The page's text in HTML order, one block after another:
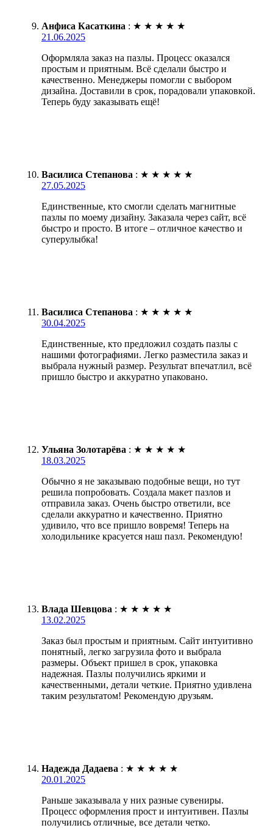
Анфиса Касаткина : ★ ★ ★ ★ ★
21.06.2025
Оформляла заказ на пазлы. Процесс оказался
простым и приятным. Всё сделали быстро и
качественно. Менеджеры помогли с выбором
дизайна. Доставили в срок, порадовали упаковкой.
Теперь буду заказывать ещё!
Василиса Степанова : ★ ★ ★ ★ ★
27.05.2025
Единственные, кто смогли сделать магнитные
пазлы по моему дизайну. Заказала через сайт, всё
быстро и просто. В итоге – отличное качество и
суперулыбка!
Василиса Степанова : ★ ★ ★ ★ ★
30.04.2025
Единственные, кто предложил создать пазлы с
нашими фотографиями. Легко разместила заказ и
выбрала нужный размер. Результат впечатлил, всё
пришло быстро и аккуратно упаковано.
Ульяна Золотарёва : ★ ★ ★ ★ ★
18.03.2025
Обычно я не заказываю подобные вещи, но тут
решила попробовать. Создала макет пазлов и
отправила заказ. Очень быстро ответили, все
сделали аккуратно и качественно. Приятно
удивило, что все пришло вовремя! Теперь на
холодильнике красуется наш пазл. Рекомендую!
Влада Шевцова : ★ ★ ★ ★ ★
13.02.2025
Заказ был простым и приятным. Сайт интуитивно
понятный, легко загрузила фото и выбрала
размеры. Объект пришел в срок, упаковка
надежная. Пазлы получились яркими и
качественными, детали четкие. Приятно удивлена
таким результатом! Рекомендую друзьям.
Надежда Дадаева : ★ ★ ★ ★ ★
20.01.2025
Раньше заказывала у них разные сувениры.
Процесс оформления прост и интуитивен. Пазлы
получились отличные, все детали четко.